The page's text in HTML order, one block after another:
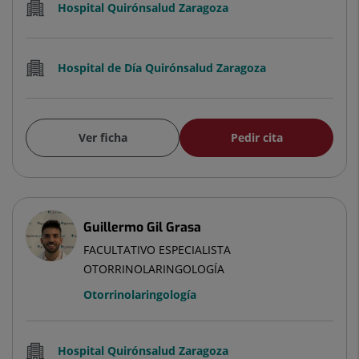
Hospital Quirónsalud Zaragoza
Hospital de Día Quirónsalud Zaragoza
Ver ficha Pedir cita
Guillermo Gil Grasa
FACULTATIVO ESPECIALISTA
OTORRINOLARINGOLOGÍA
Otorrinolaringología
Hospital Quirónsalud Zaragoza